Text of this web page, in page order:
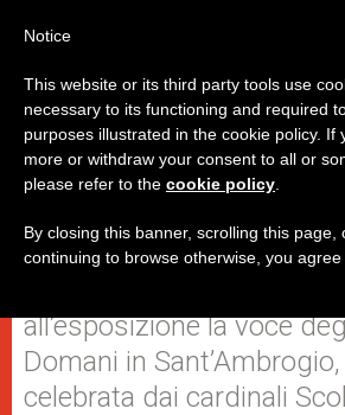
Expo 2015: è il
Caritas Day
all’esposizione la voce
Domani in
celebrata dai cardinali
Notice
This website or its third party tools use
necessary to its functioning and required
purposes illustrated in the cookie policy. If
more or withdraw your consent to all or
please refer to the cookie policy
By closing this banner, scrolling this page,
continuing to browse otherwise, you agree